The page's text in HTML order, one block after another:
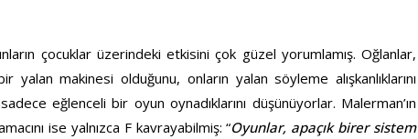
çocuklar üzerindeki etkisini çok güzel yorumlamış. Oğlanlar,
yalan makinesi olduğunu, onların yalan söyleme alışkanlıklarını
eğlenceli bir oyun oynadıklarını düşünüyorlar. Malerman’ın
ise yalnızca F kavrayabilmiş: “Oyunlar, apaçık birer sistem